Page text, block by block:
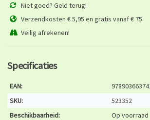
Niet goed? Geld terug!
Verzendkosten € 5,95 en gratis vanaf € 75
Veilig afrekenen!
Specificaties
EAN:
SKU:
523352
Beschikbaarheid:
Op voorraad